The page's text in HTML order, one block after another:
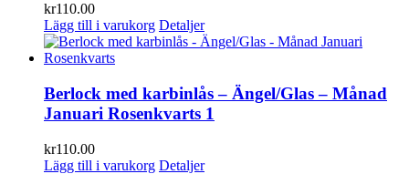
kr110.00
Lägg till i varukorg Detaljer
Berlock med karbinlås – Ängel/Glas – Månad
Januari Rosenkvarts 1
kr110.00
Lägg till i varukorg Detaljer